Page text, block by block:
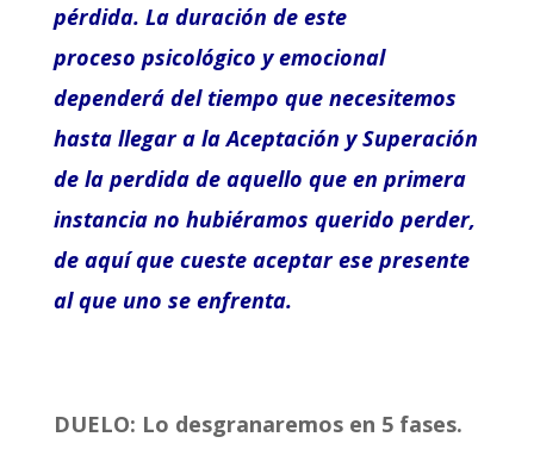
pérdida. La duración de este
proceso psicológico y emocional
dependerá del tiempo que necesitemos
hasta llegar a la Aceptación y Superación
de la perdida de aquello que en primera
instancia no hubiéramos querido perder,
de aquí que cueste aceptar ese presente
al que uno se enfrenta.
DUELO: Lo desgranaremos en 5 fases.